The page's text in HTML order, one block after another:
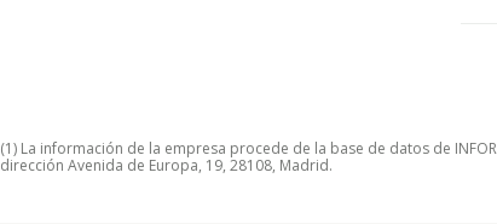
(1) La información de la empresa procede de la base de datos de
dirección Avenida de Europa, 19, 28108, Madrid.